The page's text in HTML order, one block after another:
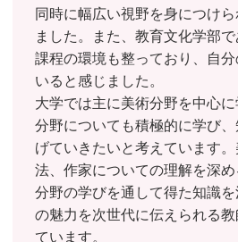
同時に幅広い視野を身につけ
ました。また、教育文化学部
課程の環境も整っており、自
いると感じました。
大学では主に美術分野を中心
分野についても積極的に学び
げていきたいと考えています
法、作家についての理解を深
分野の学びを通して得た知識
の魅力を次世代に伝えられる教
ています。